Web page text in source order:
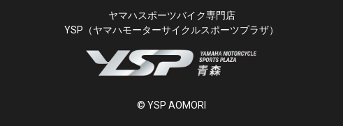
ヤマハスポーツバイク専門店
YSP（ヤマハモーターサイクルスポーツプラザ）
© YSP AOMORI